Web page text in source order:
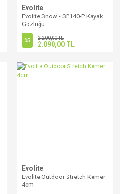
Evolite
Evolite Snow - SP140-P Kayak
Gözlüğü
%5 2.200,00 TL
2.090,00 TL
Evolite
Evolite Outdoor Stretch Kemer
4cm